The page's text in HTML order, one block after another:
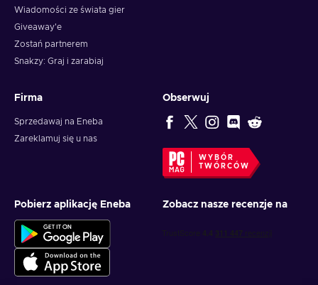
Wiadomości ze świata gier
Giveaway'e
Zostań partnerem
Snakzy: Graj i zarabiaj
Firma
Sprzedawaj na Eneba
Zareklamuj się u nas
Obserwuj
WYBÓR
TWÓRCÓW
Pobierz aplikację Eneba Zobacz nasze recenzje na